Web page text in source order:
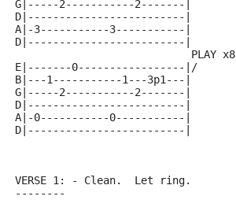
G|-----2-----------2-------|
D|-------------------------|
A|-3-----------3-----------|
D|-------------------------|
                            PLAY x8
E|-------0-----------------|/
B|---1-----------1---3p1---|
G|-----2-----------2-------|
D|-------------------------|
A|-0-----------0-----------|
D|-------------------------|
VERSE 1: - Clean.  Let ring.
--------